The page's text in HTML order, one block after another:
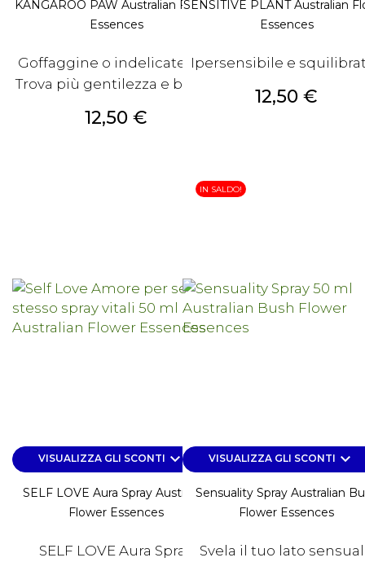
KANGAROO PAW Australian Flower
Essences
Goffaggine o indelicatezza?
Trova più gentilezza e bontà.
Prezzo
12,50 €
SENSITIVE PLANT Australian
Essences
Ipersensibile e
Prezzo
12,50 €
VISUALIZZA GLI SCONTI keyboard_arrow_down
SELF LOVE Aura Spray Australian
Flower Essences
SELF LOVE Aura Spray
VISUALIZZA GLI SCONTI keyboard_arrow_down
Sensuality Spray Australian
Flower Essences
Svela il tuo lato
IN SALDO!